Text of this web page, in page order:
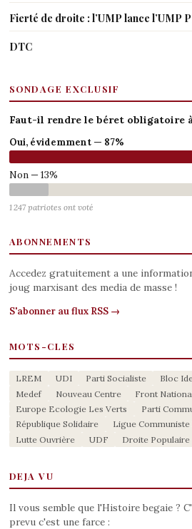
Fierté de droite : l’UMP lance l’UMP
DTC
SONDAGE EXCLUSIF
Faut-il rendre le béret obligatoire à
Oui, évidemment — 87%
Non — 13%
1 247 patriotes ont voté
ABONNEMENTS
Accedez gratuitement a une
joug marxisant des media de masse !
S'abonner au flux RSS →
MOTS-CLES
LREM UDI Parti Socialiste Bloc
Medef
Nouveau Centre
Front
Europe Ecologie Les Verts
Parti
République Solidaire
Ligue
Lutte Ouvrière
UDF Droite Populaire
DEJA VU
Il vous semble que l'Histoire begaie ?
prevu c'est une farce :